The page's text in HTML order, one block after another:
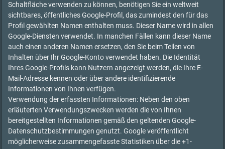
Schaltfläche verwenden zu können, benötigen Sie ein weltweit
sichtbares, öffentliches Google-Profil, das zumindest den für das
Profil gewählten Namen enthalten muss. Dieser Name wird in allen
Google-Diensten verwendet. In manchen Fällen kann dieser Name
auch einen anderen Namen ersetzen, den Sie beim Teilen von
Inhalten über Ihr Google-Konto verwendet haben. Die Identität
Ihres Google-Profils kann Nutzern angezeigt werden, die Ihre E-
Mail-Adresse kennen oder über andere identifizierende
Informationen von Ihnen verfügen.
Verwendung der erfassten Informationen: Neben den oben
erläuterten Verwendungszwecken werden die von Ihnen
bereitgestellten Informationen gemäß den geltenden Google-
Datenschutzbestimmungen genutzt. Google veröffentlicht
möglicherweise zusammengefasste Statistiken über die +1-